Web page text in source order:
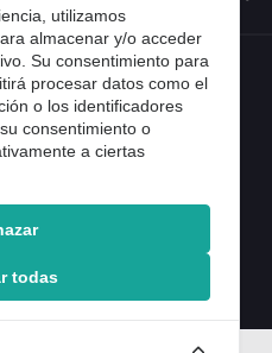
productos dentales, S.L..
utilizamos
almacenar y/o acceder
Su consentimiento para
procesar datos como el
o los identificadores
consentimiento o
a ciertas
todas